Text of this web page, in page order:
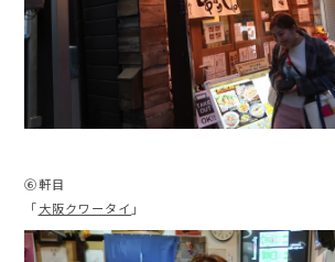
⑥軒目
「 大阪クワータイ 」